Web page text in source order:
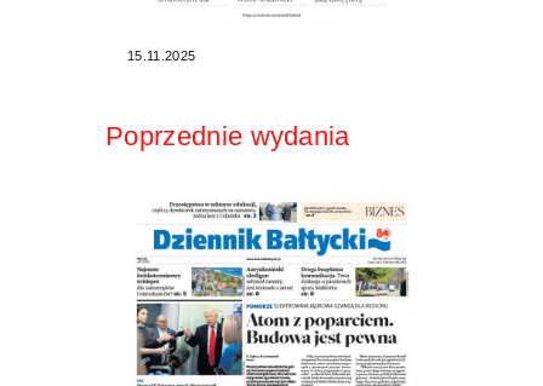
15.11.2025
Poprzednie wydania